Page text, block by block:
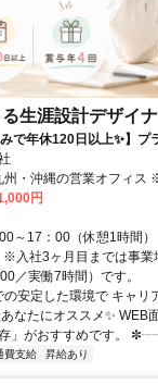
生涯設計デザイ
で年休120日以上✨】プ
、岡山、広島、山口 【
、佐賀、長崎、熊本、大
します。通勤が難しい場
は中四国・九州沖縄に
円
～17：00（休憩1時間
入社3ヶ月目までは事業
／実働7時間）です。
安定した環境で キャリ
なたにオススメ✨ WEB
存」がおすすめです。
費支給 昇給あり